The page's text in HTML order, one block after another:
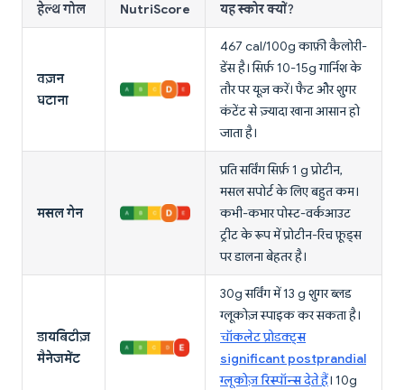
हेल्थ गोल NutriScore यह स्कोर क्यों?
वज़न
घटाना
467 cal/100g काफ़ी कैलोरी-
डेंस है। सिर्फ़ 10-15g गार्निश के
तौर पर यूज़ करें। फैट और शुगर
कंटेंट से ज़्यादा खाना आसान हो
जाता है।
मसल गेन
प्रति सर्विंग सिर्फ़ 1 g प्रोटीन,
मसल सपोर्ट के लिए बहुत कम।
कभी-कभार पोस्ट-वर्कआउट
ट्रीट के रूप में प्रोटीन-रिच फ़ूड्स
पर डालना बेहतर है।
डायबिटीज़
मैनेजमेंट
30g सर्विंग में 13 g शुगर ब्लड
ग्लूकोज़ स्पाइक कर सकता है।
चॉकलेट प्रोडक्ट्स
significant postprandial
ग्लूकोज़ रिस्पॉन्स देते हैं। 10g